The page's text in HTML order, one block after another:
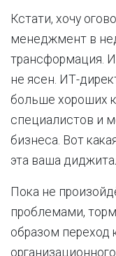
Кстати, хочу
менеджмент в
трансформация.
не ясен. ИТ-
больше хороших
специалистов и
бизнеса. Вот
эта ваша
Пока не
проблемами,
образом